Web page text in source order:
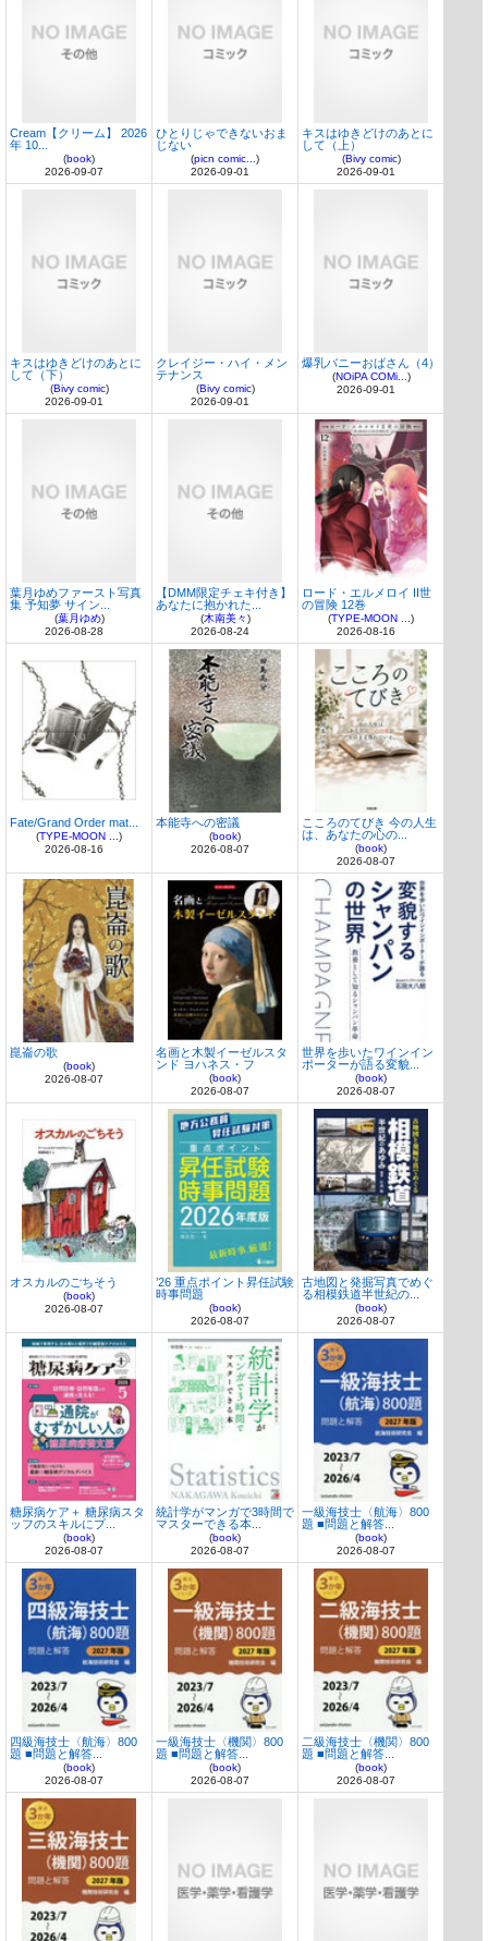
Cream【クリーム】 2026
年 10...
(book)
2026-09-07
ひとりじゃできないおま
じない
(picn comic...)
2026-09-01
キスはゆきどけのあとに
して（上）
(Bivy comic)
2026-09-01
キスはゆきどけのあとに
して（下）
(Bivy comic)
2026-09-01
クレイジー・ハイ・メン
テナンス
(Bivy comic)
2026-09-01
爆乳バニーおばさん（4）
(NOiPA COMi...)
2026-09-01
葉月ゆめファースト写真
集 予知夢 サイン...
(葉月ゆめ)
2026-08-28
【DMM限定チェキ付き】
あなたに抱かれた...
(木南美々)
2026-08-24
ロード・エルメロイ II世
の冒険 12巻
(TYPE-MOON ...)
2026-08-16
Fate/Grand Order mat...
(TYPE-MOON ...)
2026-08-16
本能寺への密議
(book)
2026-08-07
こころのてびき 今の人生
は、あなたの心の...
(book)
2026-08-07
崑崙の歌
(book)
2026-08-07
名画と木製イーゼルスタ
ンド ヨハネス・フ
(book)
2026-08-07
世界を歩いたワインイン
ポーターが語る変貌...
(book)
2026-08-07
オスカルのごちそう
(book)
2026-08-07
’26 重点ポイント昇任試験
時事問題
(book)
2026-08-07
古地図と発掘写真でめぐ
る相模鉄道半世紀の...
(book)
2026-08-07
糖尿病ケア＋ 糖尿病スタ
ッフのスキルにプ...
(book)
2026-08-07
統計学がマンガで3時間で
マスターできる本...
(book)
2026-08-07
一級海技士〈航海〉800
題 ■問題と解答...
(book)
2026-08-07
四級海技士〈航海〉800
題 ■問題と解答...
(book)
2026-08-07
一級海技士〈機関〉800
題 ■問題と解答...
(book)
2026-08-07
二級海技士〈機関〉800
題 ■問題と解答...
(book)
2026-08-07